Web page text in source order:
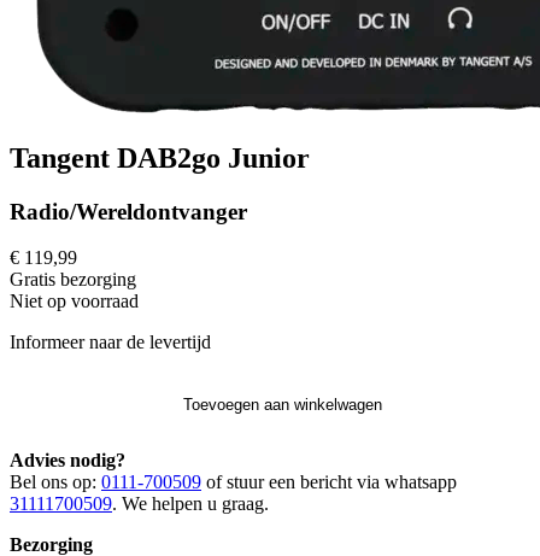
Tangent DAB2go Junior
Radio/Wereldontvanger
€ 119,99
Gratis bezorging
Niet op voorraad
Informeer naar de levertijd
Toevoegen aan winkelwagen
Advies nodig?
Bel ons op: 0111-700509 of stuur een bericht via whatsapp
31111700509. We helpen u graag.
Bezorging